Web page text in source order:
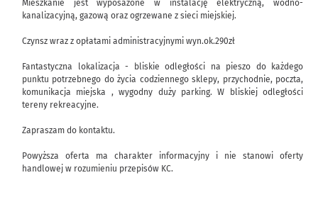
Mieszkanie jest wyposażone w instalację elektryczną, wodno-
kanalizacyjną, gazową oraz ogrzewane z sieci miejskiej.
Czynsz wraz z opłatami administracyjnymi wyn.ok.290zł
Fantastyczna lokalizacja - bliskie odległości na pieszo do każdego
punktu potrzebnego do życia codziennego sklepy, przychodnie, poczta,
komunikacja miejska , wygodny duży parking. W bliskiej odległości
tereny rekreacyjne.
Zapraszam do kontaktu.
Powyższa oferta ma charakter informacyjny i nie stanowi oferty
handlowej w rozumieniu przepisów KC.